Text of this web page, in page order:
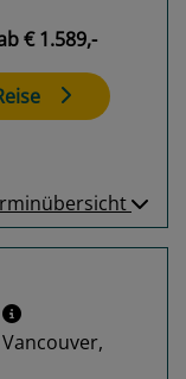
€ 1.589,-